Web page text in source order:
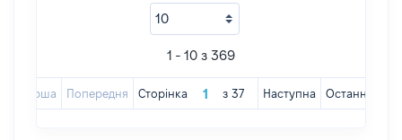
1 - 10 з 369
Перша Попередня Сторінка з 37 Наступна Остання